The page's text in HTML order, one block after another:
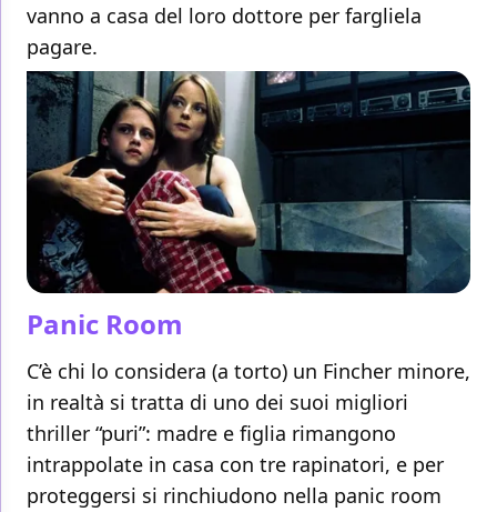
vanno a casa del loro dottore per fargliela
pagare.
Panic Room
C’è chi lo considera (a torto) un Fincher minore,
in realtà si tratta di uno dei suoi migliori
thriller “puri”: madre e figlia rimangono
intrappolate in casa con tre rapinatori, e per
proteggersi si rinchiudono nella panic room